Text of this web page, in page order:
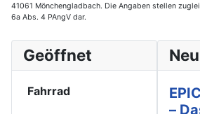
41061 Mönchengladbach. Die Angaben stellen
6a Abs. 4 PAngV dar.
Geöffnet
Fahrrad
–